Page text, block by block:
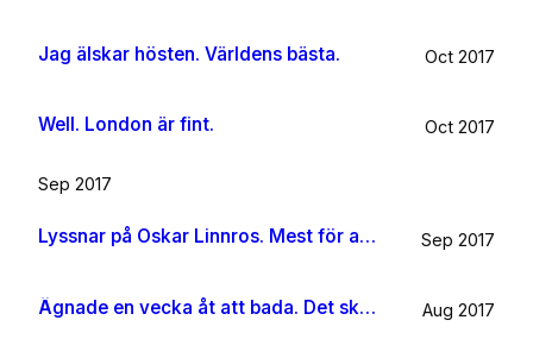
Jag älskar hösten. Världens bästa. Oct 2017
Well. London är fint. Oct 2017
Sep 2017
Lyssnar på Oskar Linnros. Mest för att det känns rätt. Oavsett. Sep 2017
Ägnade en vecka åt att bada. Det ska jag göra någon mer gång i livet. Aug 2017